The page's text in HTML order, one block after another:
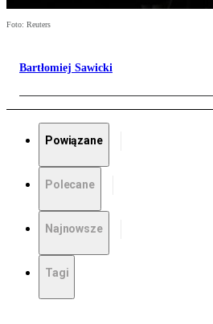
Foto: Reuters
Bartłomiej Sawicki
Powiązane
Polecane
Najnowsze
Tagi